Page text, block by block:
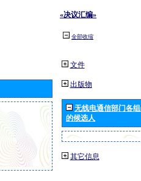
«决议汇编»
全部收缩
文件
出版物
无线电通信部门各
的候选人
其它信息